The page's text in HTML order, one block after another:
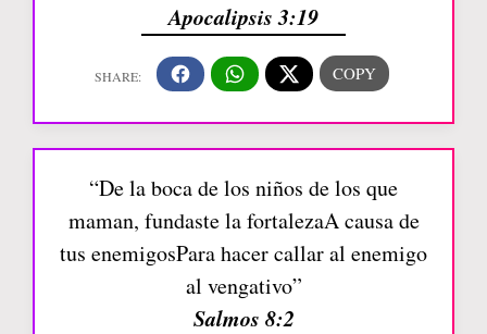
Apocalipsis 3:19
“De la boca de los niños de los que
maman, fundaste la fortalezaA causa de
tus enemigosPara hacer callar al enemigo
al vengativo”
Salmos 8:2